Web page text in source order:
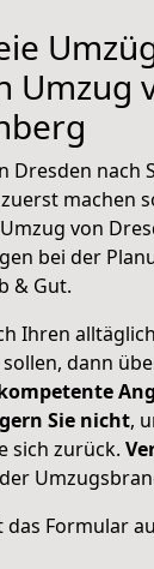
Umzug
Dresden nach
machen
von
bei der
& Gut.
Ihren
dann
Sie nicht,
sich zurück.
das Formular